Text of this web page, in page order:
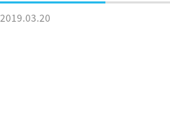
2019.03.20